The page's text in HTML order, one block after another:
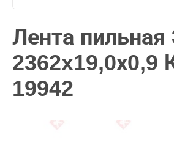
Лента пильная
2362x19,0х0,9
19942